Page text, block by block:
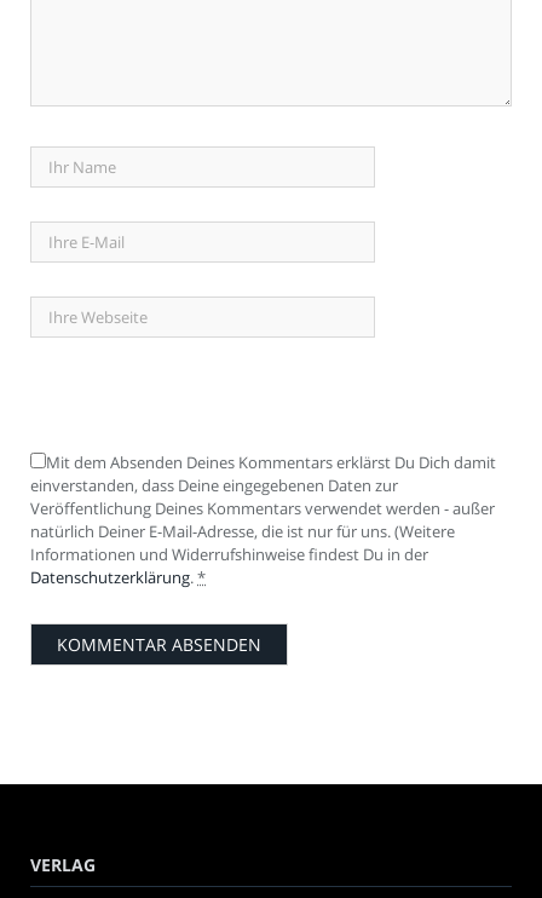
Mit dem Absenden Deines Kommentars erklärst Du Dich damit
einverstanden, dass Deine eingegebenen Daten zur
Veröffentlichung Deines Kommentars verwendet werden - außer
natürlich Deiner E-Mail-Adresse, die ist nur für uns. (Weitere
Informationen und Widerrufshinweise findest Du in der
Datenschutzerklärung.*
VERLAG